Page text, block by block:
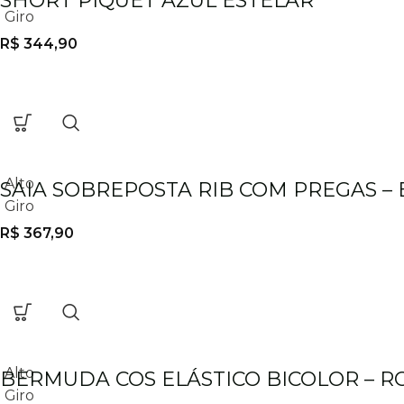
Giro
R$ 344,90
Alto
Giro
SAIA SOBREPOSTA RIB COM PREGAS –
R$ 367,90
Alto
Giro
BERMUDA COS ELÁSTICO BICOLOR –